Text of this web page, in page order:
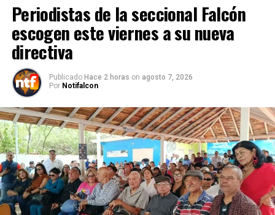
Periodistas de la seccional Falcón
escogen este viernes a su nueva
directiva
Publicado Hace 2 horas on agosto 7, 2026
Por Notifalcon